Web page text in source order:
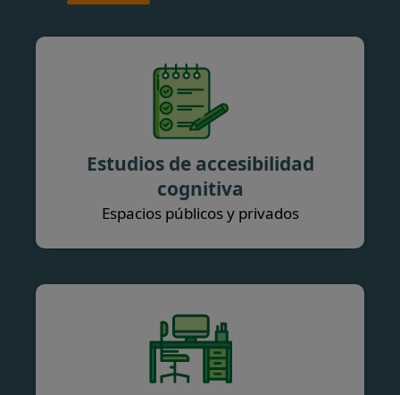
Estudios de accesibilidad
cognitiva
Espacios públicos y privados